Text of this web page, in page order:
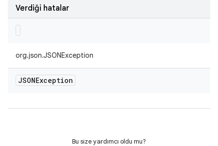
Verdiği hatalar
org.json.JSONException
JSONException
Bu size yardımcı oldu mu?